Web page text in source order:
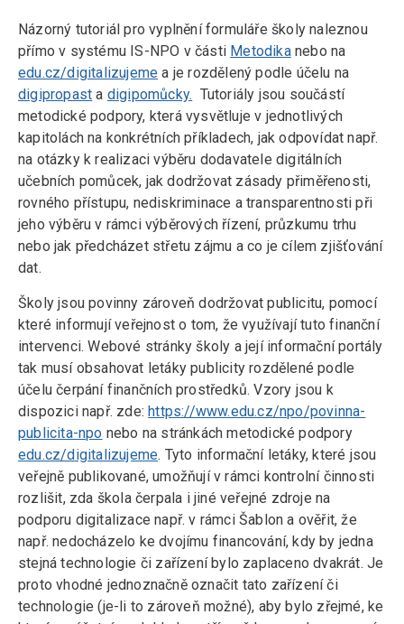
Názorný tutoriál pro vyplnění formuláře školy naleznou
přímo v systému IS-NPO v části Metodikanebo na
edu.cz/digitalizujeme a je rozdělený podle účelu na
digipropast a digipomůcky. Tutoriály jsou součástí
metodické podpory, která vysvětluje v jednotlivých
kapitolách na konkrétních příkladech, jak odpovídat např.
na otázky k realizaci výběru dodavatele digitálních
učebních pomůcek, jak dodržovat zásady přiměřenosti,
rovného přístupu, nediskriminace a transparentnosti při
jeho výběru v rámci výběrových řízení, průzkumu trhu
nebo jak předcházet střetu zájmu a co je cílem zjišťování
dat.
Školy jsou povinny zároveň dodržovat publicitu, pomocí
které informují veřejnost o tom, že využívají tuto finanční
intervenci. Webové stránky školy a její informační portály
tak musí obsahovat letáky publicity rozdělené podle
účelu čerpání finančních prostředků. Vzory jsou k
dispozici např. zde:https://www.edu.cz/npo/povinna-
publicita-npo nebo na stránkách metodické podpory
edu.cz/digitalizujeme. Tyto informační letáky, které jsou
veřejně publikované, umožňují v rámci kontrolní činnosti
rozlišit, zda škola čerpala i jiné veřejné zdroje na
podporu digitalizace např. v rámci Šablon a ověřit, že
např. nedocházelo ke dvojímu financování, kdy by jedna
stejná technologie či zařízení bylo zaplaceno dvakrát. Je
proto vhodné jednoznačně označit tato zařízení či
technologie (je-li to zároveň možné), aby bylo zřejmé, ke